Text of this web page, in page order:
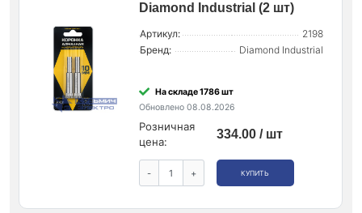
Diamond Industrial (2 шт)
Артикул:
2198
Бренд:
Diamond Industrial
На складе 1786 шт
Обновлено 08.08.2026
Розничная
цена:
334.00 / шт
- + КУПИТЬ